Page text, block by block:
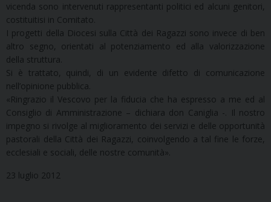
vicenda sono intervenuti rappresentanti politici ed alcuni genitori,
costituitisi in Comitato.
I progetti della Diocesi sulla Città dei Ragazzi sono invece di ben
altro segno, orientati al potenziamento ed alla valorizzazione
della struttura.
Si è trattato, quindi, di un evidente difetto di comunicazione
nell’opinione pubblica.
«Ringrazio il Vescovo per la fiducia che ha espresso a me ed al
Consiglio di Amministrazione – dichiara don Caniglia -. Il nostro
impegno si rivolge al miglioramento dei servizi e delle opportunità
pastorali della Città dei Ragazzi, coinvolgendo a tal fine le forze,
ecclesiali e sociali, delle nostre comunità».
23 luglio 2012